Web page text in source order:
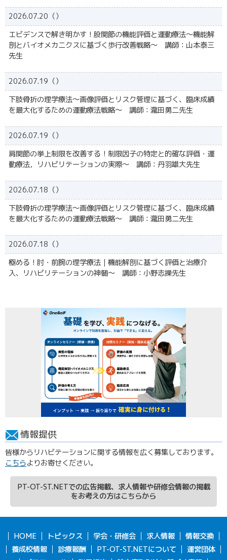
2026.07.20（）
エビデンスで解き明かす！股関節の機能評価と運動療法～機能解
剖とバイオメカニクスに基づく歩行改善戦略～ 講師：山本泰三
先生
2026.07.19（）
下肢骨折の理学療法～画像評価とリスク管理に基づく、臨床成績
を最大化するための運動療法戦略～ 講師：瀧田勇二先生
2026.07.19（）
肩関節の挙上制限を改善する！制限因子の特定と的確な評価・運
動療法，リハビリテーションの実際〜 講師：丹羽雄大先生
2026.07.18（）
下肢骨折の理学療法～画像評価とリスク管理に基づく、臨床成績
を最大化するための運動療法戦略～ 講師：瀧田勇二先生
2026.07.18（）
極める！肘・前腕の理学療法｜機能解剖に基づく評価と治療介
入、リハビリテーションの神髄〜 講師：⼩野志操先生
情報提供
皆様からリハビテーションに関する情報を広く募集しております。
こちらよりお寄せください。
PT-OT-ST.NETでの広告掲載、求人情報や研修会情報の掲載
をお考えの方はこちらから
HOME トピックス 学会・研修会 求人情報
情報交換
養成校情報
診療報酬 PT-OT-ST.NETについて
運営団体